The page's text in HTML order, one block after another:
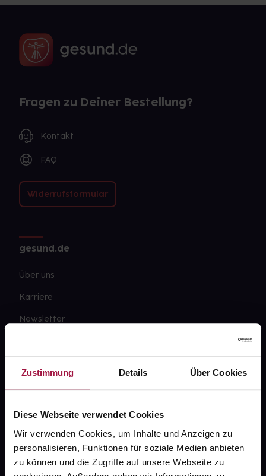
Zustimmung Details Über Cookies
Diese Webseite verwendet Cookies
Wir verwenden Cookies, um Inhalte und Anzeigen zu
personalisieren, Funktionen für soziale Medien anbieten
zu können und die Zugriffe auf unsere Webseite zu
Fragen zu Deiner Bestellung?
Kontakt
FAQ
Widerrufsformular
gesund.de
Über uns
Karriere
Newsletter
Datenschutz
AGB
Impressum